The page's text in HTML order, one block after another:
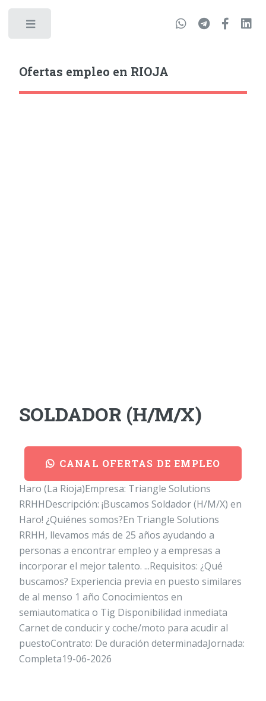
Ofertas empleo en RIOJA
SOLDADOR (H/M/X)
CANAL OFERTAS DE EMPLEO
Haro (La Rioja)Empresa: Triangle Solutions
RRHHDescripción: ¡Buscamos Soldador (H/M/X) en
Haro! ¿Quiénes somos?En Triangle Solutions
RRHH, llevamos más de 25 años ayudando a
personas a encontrar empleo y a empresas a
incorporar el mejor talento. ...Requisitos: ¿Qué
buscamos? Experiencia previa en puesto similares
de al menso 1 año Conocimientos en
semiautomatica o Tig Disponibilidad inmediata
Carnet de conducir y coche/moto para acudir al
puestoContrato: De duración determinadaJornada:
Completa19-06-2026